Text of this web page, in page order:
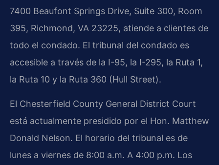
7400 Beaufont Springs Drive, Suite 300, Room
395, Richmond, VA 23225, atiende a clientes de
todo el condado. El tribunal del condado es
accesible a través de la I-95, la I-295, la Ruta 1,
la Ruta 10 y la Ruta 360 (Hull Street).
El Chesterfield County General District Court
está actualmente presidido por el Hon. Matthew
Donald Nelson. El horario del tribunal es de
lunes a viernes de 8:00 a.m. A 4:00 p.m. Los